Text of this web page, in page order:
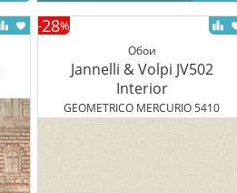
Обои
Jannelli & Volpi JV502
Interior
GEOMETRICO MERCURIO 5410
-28%